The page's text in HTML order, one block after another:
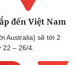
đến Việt Nam
Australia) sẽ tới 2
22 – 26/4.